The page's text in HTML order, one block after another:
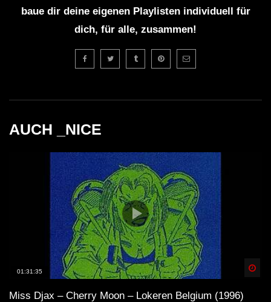
baue dir deine eigenen Playlisten individuell für
dich, für alle, zusammen!
AUCH _NICE
01:31:35
Miss Djax – Cherry Moon – Lokeren Belgium (1996)